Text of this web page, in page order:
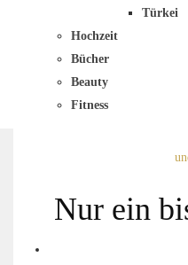
Türkei
Hochzeit
Bücher
Beauty
Fitness
Nur ein